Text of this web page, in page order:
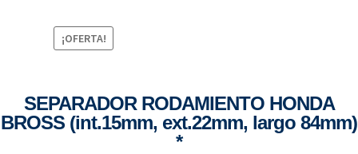
¡OFERTA!
SEPARADOR RODAMIENTO HONDA
BROSS (int.15mm, ext.22mm, largo 84mm)
*